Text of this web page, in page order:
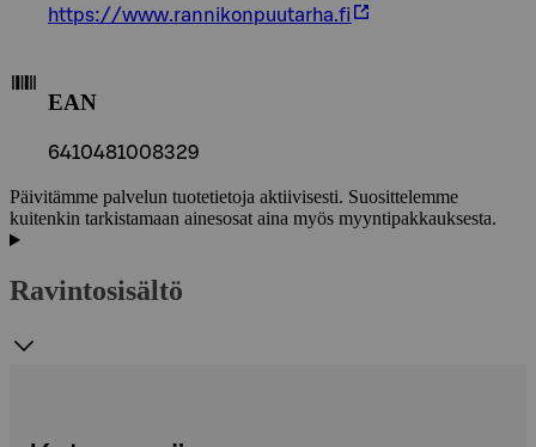
https://www.rannikonpuutarha.fi
EAN
6410481008329
Päivitämme palvelun tuotetietoja aktiivisesti. Suosittelemme
kuitenkin tarkistamaan ainesosat aina myös myyntipakkauksesta.
Ravintosisältö